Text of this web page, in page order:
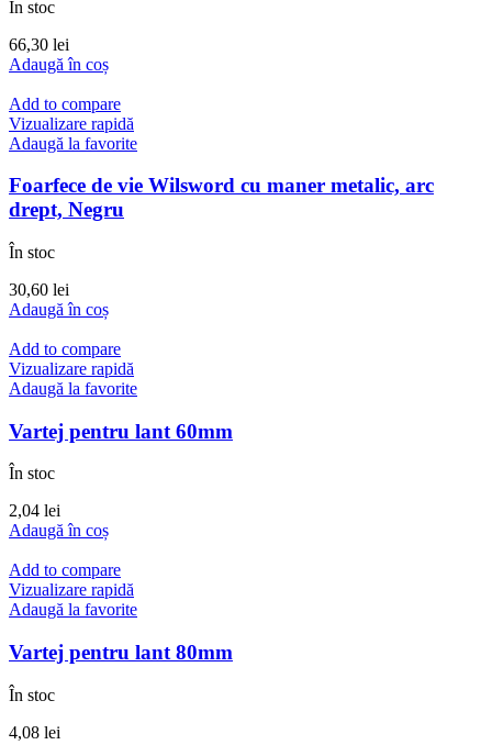
În stoc
66,30 lei
Adaugă în coș
Add to compare
Vizualizare rapidă
Adaugă la favorite
Foarfece de vie Wilsword cu maner metalic, arc
drept, Negru
În stoc
30,60 lei
Adaugă în coș
Add to compare
Vizualizare rapidă
Adaugă la favorite
Vartej pentru lant 60mm
În stoc
2,04 lei
Adaugă în coș
Add to compare
Vizualizare rapidă
Adaugă la favorite
Vartej pentru lant 80mm
În stoc
4,08 lei